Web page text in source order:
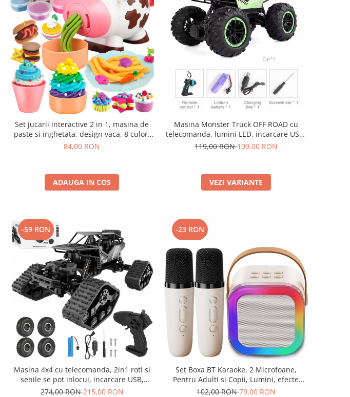
Set jucarii interactive 2 in 1, masina de
paste si inghetata, design vaca, 8 culori
de aluat non-toxic, accesorii incluse
84,00 RON
ADAUGA IN COS
Masina Monster Truck OFF ROAD cu
telecomanda, lumini LED, incarcare USB,
acumulator inclus 20.5x14x12.5cm
119,00 RON109,00 RON
VEZI VARIANTE
-59 RON
Masina 4x4 cu telecomanda, 2in1 roti si
senile se pot inlocui, incarcare USB,
acumulator inclus, 27x18x14cm
274,00 RON215,00 RON
-23 RON
Set Boxa BT Karaoke, 2 Microfoane,
Pentru Adulti si Copii, Lumini, efecte
vocale
102,00 RON79,00 RON